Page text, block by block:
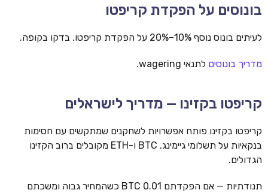
בונוסים על הפקדת קריפטו
לעיתים בונוס נוסף 10%–20% על הפקדת קריפטו. בדקו בקופה.
מדריך בונוסים לתנאי wagering.
קריפטו בקזינו — מדריך לישראלים
קריפטו בקזינו פותח אפשרויות לשחקנים שמתקשים עם חסימות
בנקאיות על תשלומי גיימינג. BTC ו-ETH מקובלים ברוב הקזינו
הגדולים.
תנודתיות — אם הפקדתם 0.01 BTC כשהמחיר גבוה ומשכתם